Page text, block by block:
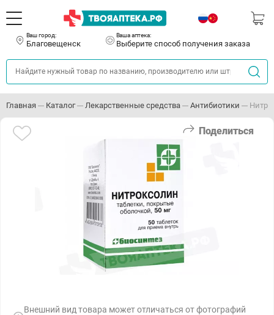
Ваш город:
Благовещенск
Ваша аптека:
Выберите способ получения заказа
Главная Каталог Лекарственные средства Антибиотики
Поделиться
Внешний вид товара может отличаться от фотографий